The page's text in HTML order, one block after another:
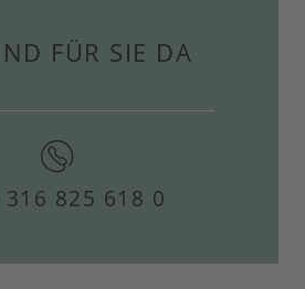
FÜR SIE DA
316 825 618 0